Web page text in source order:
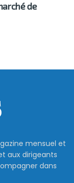
de
mensuel et
aux dirigeants
dans